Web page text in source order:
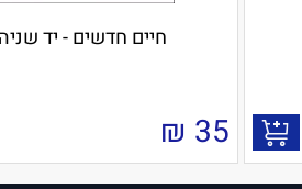
חיים חדשים - יד שניה
35
₪